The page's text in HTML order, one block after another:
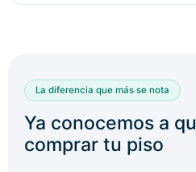
La diferencia que más se nota
Ya conocemos a
comprar tu piso